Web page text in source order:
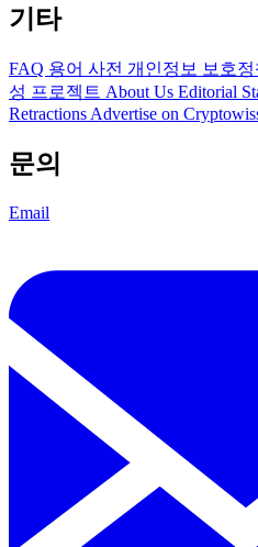
기타
FAQ 용어 사전 개인정보 보호정
성 프로젝트 About Us Editorial
Retractions Advertise on
문의
Email